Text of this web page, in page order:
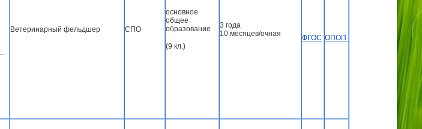
Ветеринарный фельдшер СПО
основное
общее
образование
(9 кл.)
3 года
10 месяцев/очная
ФГОС ОПОП